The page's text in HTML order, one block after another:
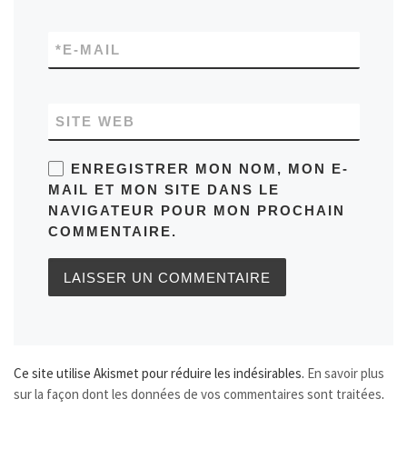
E-MAIL
*
SITE WEB
ENREGISTRER MON NOM, MON E-
MAIL ET MON SITE DANS LE
NAVIGATEUR POUR MON PROCHAIN
COMMENTAIRE.
Ce site utilise Akismet pour réduire les indésirables. En savoir plus
sur la façon dont les données de vos commentaires sont traitées.